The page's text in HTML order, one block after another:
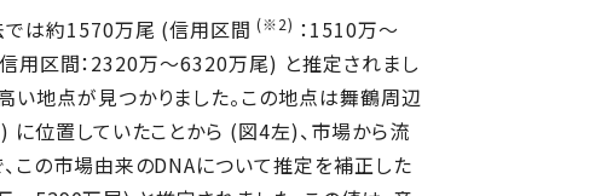
では約1570万尾 (信用区間 (※2) ：1510万～
用区間：2320万～6320万尾) と推定されまし
い地点が見つかりました。この地点は舞鶴周辺
位置していたことから (図4左)、市場から流
この市場由来のDNAについて推定を補正した